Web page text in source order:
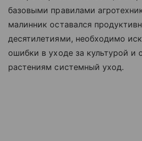
базовыми правилами
малинник оставался
десятилетиями, необходимо
ошибки в уходе за культурой и
растениям системный уход.